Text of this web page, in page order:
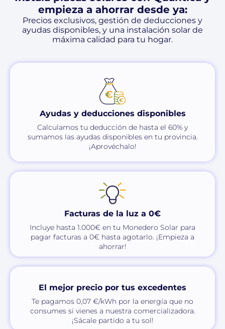
empieza a ahorrar desde ya:
Precios exclusivos, gestión de deducciones y
ayudas disponibles, y una instalación solar de
máxima calidad para tu hogar.
Ayudas y deducciones disponibles
Calculamos tu deducción de hasta el 60% y
sumamos las ayudas disponibles en tu provincia.
¡Aprovéchalo!
Facturas de la luz a 0€
Incluye hasta 1.000€ en tu Monedero Solar para
pagar facturas a 0€ hasta agotarlo. ¡Empieza a
ahorrar!
El mejor precio por tus excedentes
Te pagamos 0,07 €/kWh por la energía que no
consumes si vienes a nuestra comercializadora.
¡Sácale partido a tu sol!